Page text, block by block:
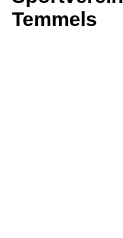
Temmels